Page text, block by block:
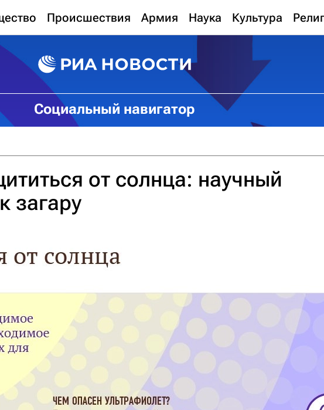
Происшествия Армия Наука Культура
Социальный навигатор
от солнца: научный
загару